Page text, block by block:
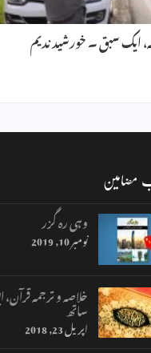
ایک سبق ۔ خورشید ندیم
مضامین
وہی رہ گزر
نومبر 10, 2019
خلاصہ و ترجمہ
ساتھ
اپریل 23, 2018